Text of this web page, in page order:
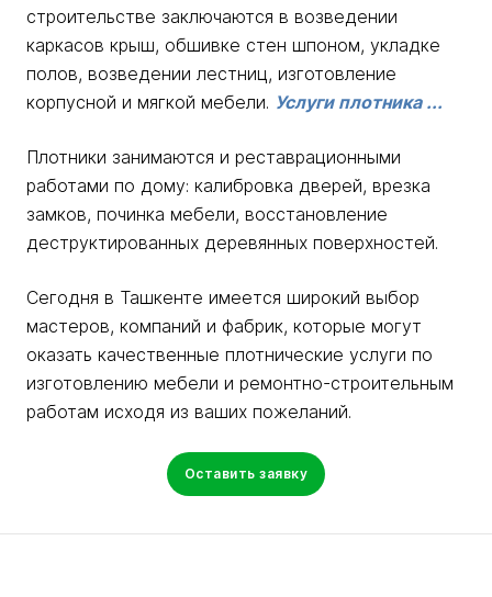
строительстве заключаются в возведении
каркасов крыш, обшивке стен шпоном, укладке
полов, возведении лестниц, изготовление
корпусной и мягкой мебели. Услуги плотника ...
Плотники занимаются и реставрационными
работами по дому: калибровка дверей, врезка
замков, починка мебели, восстановление
деструктированных деревянных поверхностей.
Сегодня в Ташкенте имеется широкий выбор
мастеров, компаний и фабрик, которые могут
оказать качественные плотнические услуги по
изготовлению мебели и ремонтно-строительным
работам исходя из ваших пожеланий.
Оставить заявку